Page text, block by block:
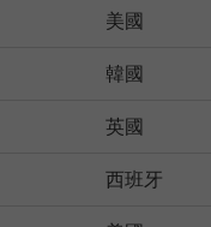
美國
韓國
英國
西班牙